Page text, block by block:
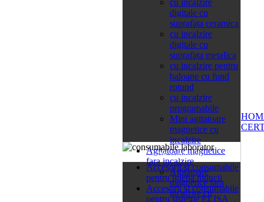
cu incalzire
digitale cu
suprafata ceramica
cu incalzire
digitale cu
suprafata metalica
cu incalzire pentru
baloane cu fund
rotund
cu incalzire
programabile
Mini agitatoare
magnetice cu
incalzire
Agitatoare magnetice
fara incalzire
Agitatoare
magnetice fara
incalzire cu
26 categorii
Accesorii si consumabile
pentru igiena muncii
Accesorii si consumabile
pentru sisteme ELISA